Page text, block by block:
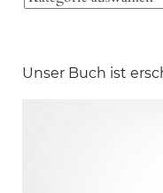
Unser Buch ist